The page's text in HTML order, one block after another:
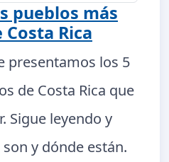
pueblos más
Rica
presentamos los 5
de Costa Rica que
Sigue leyendo y
y dónde están.